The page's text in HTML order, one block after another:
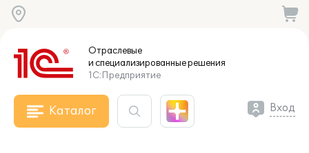
Отраслевые
и специализированныерешения
1С:Предприятие
Каталог Вход